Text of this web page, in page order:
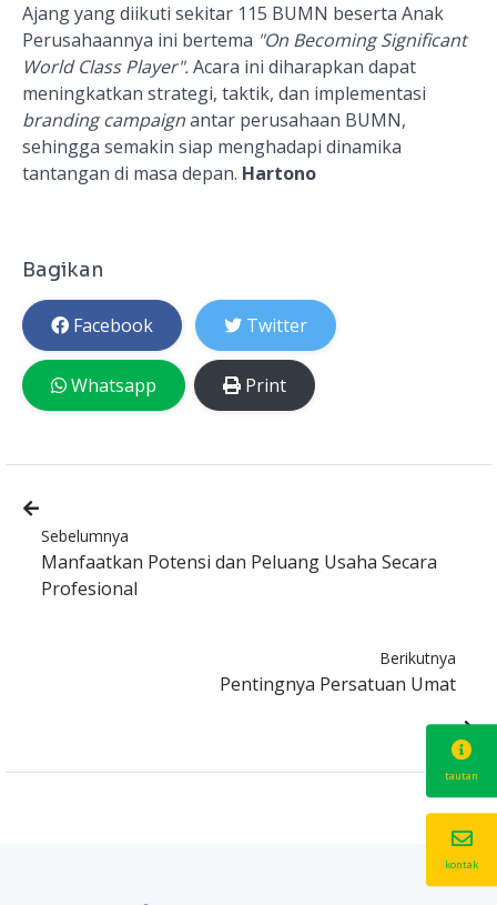
Ajang yang diikuti sekitar 115 BUMN beserta Anak
Perusahaannya ini bertema "On Becoming Significant
World Class Player".Acara ini diharapkan dapat
meningkatkan strategi, taktik, dan implementasi
branding campaignantar perusahaan BUMN,
sehingga semakin siap menghadapi dinamika
tantangan di masa depan. Hartono
Bagikan
Facebook Twitter
Whatsapp Print
Sebelumnya
Manfaatkan Potensi dan Peluang Usaha Secara
Profesional
Berikutnya
Pentingnya Persatuan Umat
tautan
kontak